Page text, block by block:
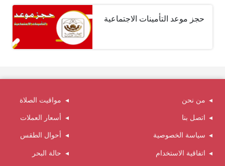
حجز موعد التأمينات الاجتماعية
من نحن
اتصل بنا
سياسة الخصوصية
اتفاقية الاستخدام
مواقيت الصلاة
أسعار العملات
أحوال الطقس
حالة البحر